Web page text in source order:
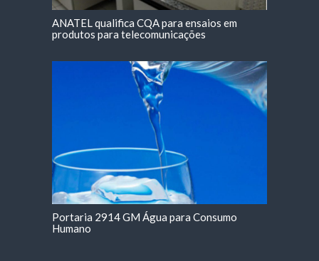
ANATEL qualifica CQA para ensaios em
produtos para telecomunicações
Portaria 2914 GM Água para Consumo
Humano